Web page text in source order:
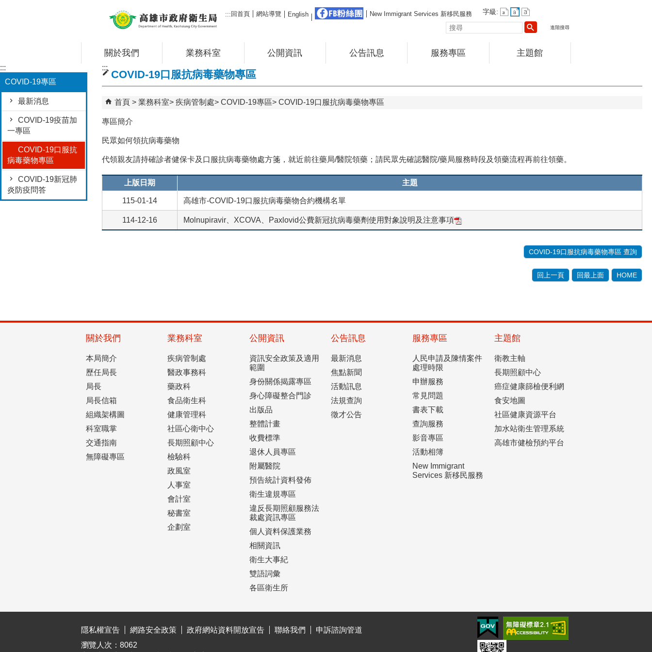
:::回首頁 網站導覽 English FB粉絲團
New Immigrant Services 新移民服務
字級:
尋
進階搜尋
關於我們 業務科室 公開資訊 公告訊息 服務專區 主題館
:::
COVID-19專區
最新消息
COVID-19疫苗加
一專區
COVID-19口服抗
病毒藥物專區
COVID-19新冠肺
炎防疫問答
:::
COVID-19口服抗病毒藥物專區
首頁 業務科室 疾病管制處 COVID-19專區 COVID-19口服抗病毒藥物專區
專區簡介
民眾如何領抗病毒藥物
代領親友請持確診者健保卡及口服抗病毒藥物處方箋，就近前往藥局/醫院領藥；請民眾先確認醫院/藥局服務時段及領藥流程再前往領藥。
上版日期 主題
115-01-14 高雄市-COVID-19口服抗病毒藥物合約機構名單
114-12-16 Molnupiravir、XCOVA、Paxlovid公費新冠抗病毒藥劑使用對象說明及注意事項
COVID-19口服抗病毒藥物專區 查詢
回上一頁 回最上面 HOME
關於我們
本局簡介
歷任局長
局長
局長信箱
組織架構圖
科室職掌
交通指南
無障礙專區
業務科室
疾病管制處
醫政事務科
藥政科
食品衛生科
健康管理科
社區心衛中心
長期照顧中心
檢驗科
政風室
人事室
會計室
秘書室
企劃室
公開資訊
資訊安全政策及適用
範圍
身份關係揭露專區
身心障礙整合門診
出版品
整體計畫
收費標準
退休人員專區
附屬醫院
預告統計資料發佈
衛生違規專區
違反長期照顧服務法
裁處資訊專區
個人資料保護業務
相關資訊
衛生大事紀
雙語詞彙
各區衛生所
公告訊息
最新消息
焦點新聞
活動訊息
法規查詢
徵才公告
服務專區
人民申請及陳情案件
處理時限
申辦服務
常見問題
書表下載
查詢服務
影音專區
活動相簿
New Immigrant
Services 新移民服務
主題館
衛教主軸
長期照顧中心
癌症健康篩檢便利網
食安地圖
社區健康資源平台
加水站衛生管理系統
高雄市健檢預約平台
隱私權宣告
網路安全政策 政府網站資料開放宣告 聯絡我們
申訴諮詢管道
瀏覽人次： 8062